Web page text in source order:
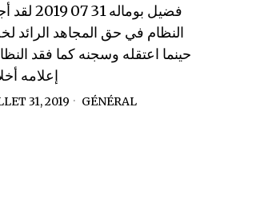
فضيل بوماله 31 07
النظام في حق المجاهد الرائد
حينما اعتقله وسجنه كما فقد
إعلامه
31, 2019 GÉNÉRAL